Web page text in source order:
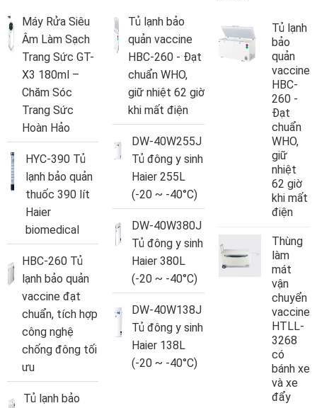
Máy Rửa Siêu
Âm Làm Sạch
Trang Sức GT-
X3 180ml –
Chăm Sóc
Trang Sức
Hoàn Hảo
HYC-390 Tủ
lạnh bảo quản
thuốc 390 lít
Haier
biomedical
HBC-260 Tủ
lạnh bảo quản
vaccine đạt
chuẩn, tích hợp
công nghệ
chống đông tối
ưu
Tủ lạnh bảo
Tủ lạnh bảo
quản vaccine
HBC-260 - Đạt
chuẩn WHO,
giữ nhiệt 62 giờ
khi mất điện
DW-40W255J
Tủ đông y sinh
Haier 255L
(-20 ~ -40°C)
DW-40W380J
Tủ đông y sinh
Haier 380L
(-20 ~ -40°C)
DW-40W138J
Tủ đông y sinh
Haier 138L
(-20 ~ -40°C)
Tủ lạnh
bảo
quản
vaccine
HBC-
260 -
Đạt
chuẩn
WHO,
giữ
nhiệt
62 giờ
khi mất
điện
Thùng
làm
mát
vận
chuyển
vaccine
HTLL-
3268
có
bánh xe
và xe
đẩy